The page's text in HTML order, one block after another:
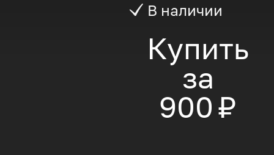
В наличии
Купить
за
900 ₽